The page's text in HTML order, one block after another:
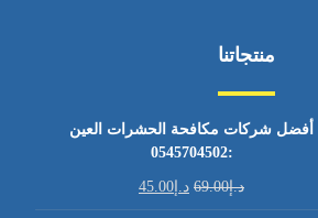
منتجاتنا
أفضل شركات مكافحة الحشرات العين
:0545704502
د.إ69.00 د.إ 45.00